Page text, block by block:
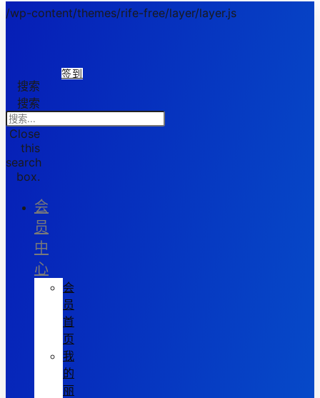
/wp-content/themes/rife-free/layer/layer.js
签到
搜索
搜索
Close
this
search
box.
会
员
中
心
会
员
首
页
我
的
丽